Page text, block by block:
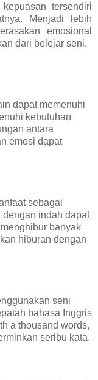
tersendiri
Menjadi lebih
emosional
dari belejar seni.
dapat memenuhi
kebutuhan
antara
emosi dapat
sebagai
dengan indah dapat
banyak
hiburan dengan
seni
bahasa Inggris
a thousand words,
seribu kata.